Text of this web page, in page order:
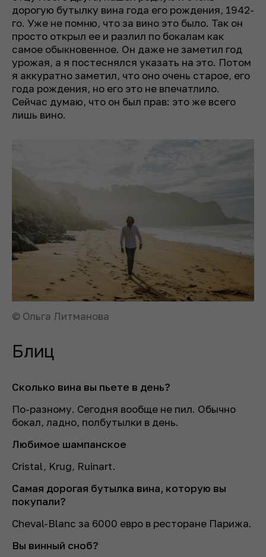
дорогую бутылку вина года его рождения, 1942-
го. Уже не помню, что за вино это было. Так он
просто открыл ее и разлил по бокалам как
самое обыкновенное. Он даже не заметил год
урожая, а я постеснялся указать на это. Потом
я аккуратно заметил, что оно очень старое, его
года рождения, но его это не впечатлило.
Сейчас думаю, что он был прав: это же всего
лишь вино.
© Ольга Литманова
Блиц
Сколько вина вы пьете в день?
По-разному. Сегодня вообще не пил. Обычно
бокал, ладно, полбутылки в день.
Любимое шампанское
Cristal, Krug, Ruinart.
Самая дорогая бутылка вина, которую вы
покупали?
Cheval-Blanc за 6000 евро в ресторане Парижа.
Вы винный сноб?